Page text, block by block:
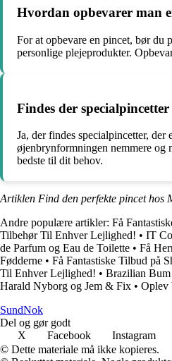
Hvordan opbevarer man
For at opbevare en pincet, bør du
personlige plejeprodukter.
Findes der
Ja, der findes specialpincetter,
øjenbrynformningen nemmere og
bedste til dit behov.
Artiklen Find den perfekte pincet hos
Andre populære artikler: Få
Tilbehør Til Enhver Lejlighed! • IT
de Parfum og Eau de Toilette • Få
Fødderne • Få Fantastiske Tilbud på
Til Enhver Lejlighed! • Brazilian Bum
Harald Nyborg og Jem & Fix • Oplev
SundNok
Del og gør godt
X
Facebook Instagram
© Dette materiale må ikke kopieres.